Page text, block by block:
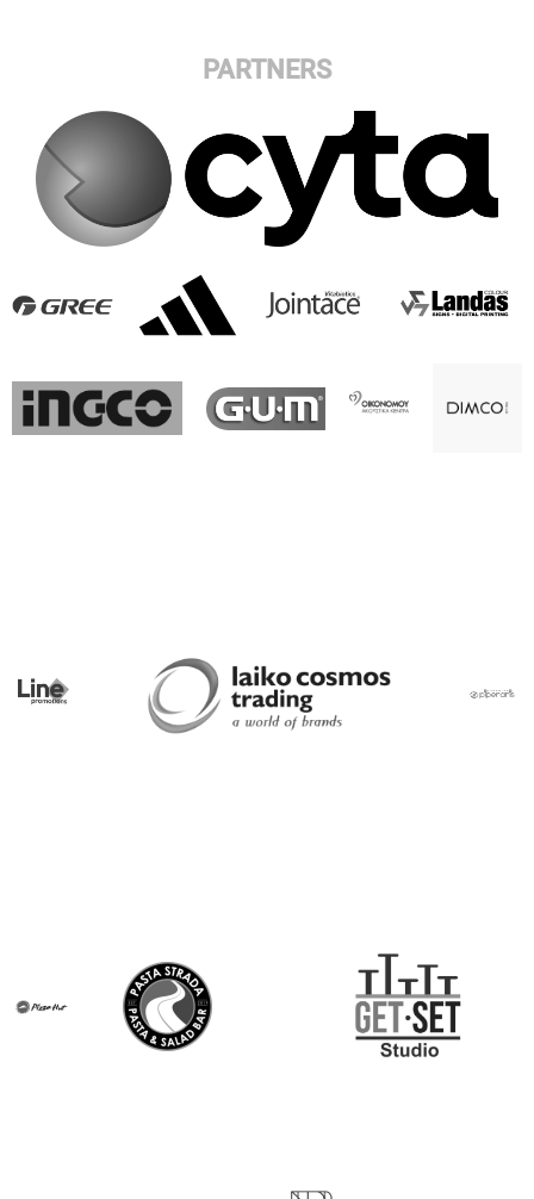
PARTNERS